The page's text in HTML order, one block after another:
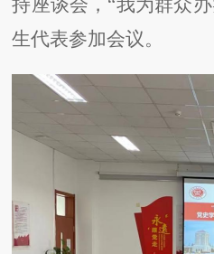
持座谈会，“我为群众
生代表参加会议。